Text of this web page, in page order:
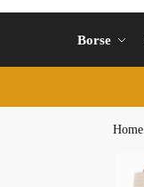
Borse
Home